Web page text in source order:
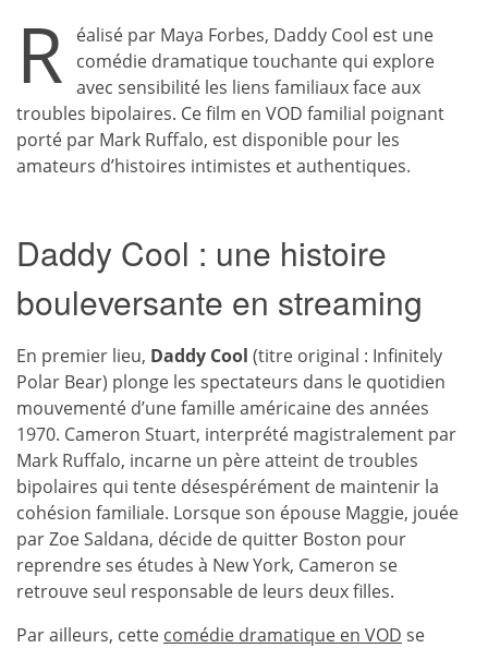
R
éalisé par Maya Forbes, Daddy Cool est une
comédie dramatique touchante qui explore
avec sensibilité les liens familiaux face aux
troubles bipolaires. Ce film en VOD familial poignant
porté par Mark Ruffalo, est disponible pour les
amateurs d’histoires intimistes et authentiques.
Daddy Cool : une histoire
bouleversante en streaming
En premier lieu, Daddy Cool (titre original : Infinitely
Polar Bear) plonge les spectateurs dans le quotidien
mouvementé d’une famille américaine des années
1970. Cameron Stuart, interprété magistralement par
Mark Ruffalo, incarne un père atteint de troubles
bipolaires qui tente désespérément de maintenir la
cohésion familiale. Lorsque son épouse Maggie, jouée
par Zoe Saldana, décide de quitter Boston pour
reprendre ses études à New York, Cameron se
retrouve seul responsable de leurs deux filles.
Par ailleurs, cette comédie dramatique en VOD se